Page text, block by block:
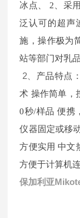
冰点、 2、采
泛认可的超声
施，操作极为
站等部门对乳
2、
产品特点
术 操作简单，
0秒/样品 便携
仪器固定或移
方便实用 中文
方便于计算机连
保加利亚